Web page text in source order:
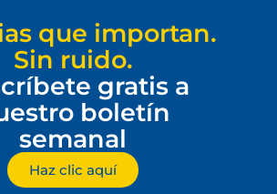
que importan.
Sin ruido.
gratis a
boletín
semanal
Haz clic aquí